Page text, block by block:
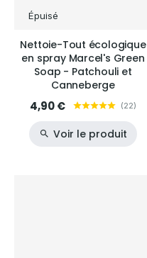
Épuisé
Nettoie-Tout écologique
en spray Marcel's Green
Soap - Patchouli et
Canneberge
4,90 € (22)
Voir le produit